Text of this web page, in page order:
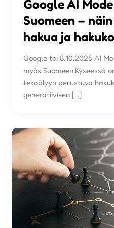
Google AI
Suomeen –
hakua ja
Google toi 8.10.2025 AI
myös Suomeen.Kyseessä
tekoälyyn perustuva
generatiivisen […]